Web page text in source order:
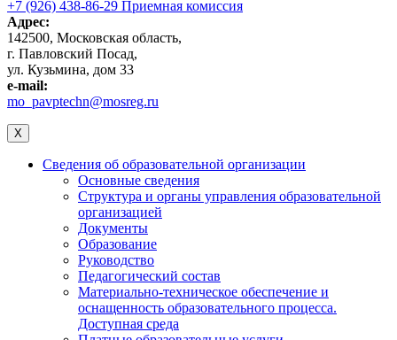
+7 (926) 438-86-29 Приемная комиссия
Адрес:
142500, Московская область,
г. Павловский Посад,
ул. Кузьмина, дом 33
e-mail:
mo_pavptechn@mosreg.ru
X
Сведения об образовательной организации
Основные сведения
Структура и органы управления образовательной
организацией
Документы
Образование
Руководство
Педагогический состав
Материально-техническое обеспечение и
оснащенность образовательного процесса.
Доступная среда